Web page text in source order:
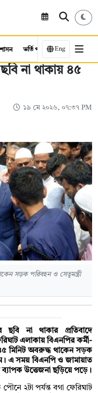
ভর্তি পরীক্ষা কর্মসংস্থান
Eng
না থাকায় ৪৫
১৯ মে ২০২৬, ০৭:৩৭ PM
সড়ক পরিবহন ও সেতুমন্ত্রী
ছবি না থাকার প্রতিবাদে
এলাকায় বিএনপির কর্মী-
মিনিট অবরুদ্ধ থাকেন সড়ক
এ সময় বিএনপি ও জামায়াত
ব্যাপক উত্তেজনা ছড়িয়ে পড়ে।
২টা পর্যন্ত বগা ফেরিঘাট